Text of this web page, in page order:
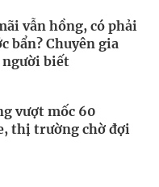
vẫn hồng, có phải
bẩn? Chuyên gia
biết
vượt mốc 60
thị trường chờ đợi